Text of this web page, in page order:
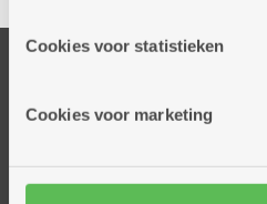
partners kunnen deze
Cookies voor statistieken
Cookies voor marketing
Thuisdiensten
Assistentiewoningen